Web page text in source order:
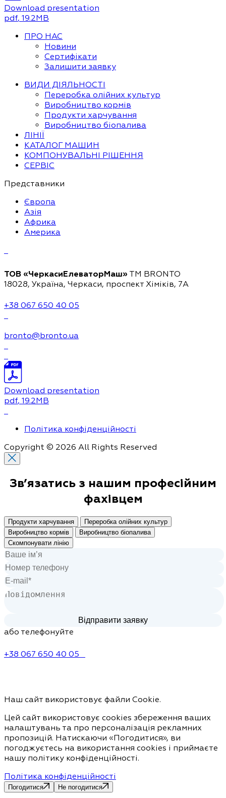
Download presentation
pdf, 19.2MB
ПРО НАС
Новини
Сертифікати
Залишити заявку
ВИДИ ДІЯЛЬНОСТІ
Переробка олійних культур
Виробництво кормів
Продукти харчування
Виробництво біопалива
ЛІНІЇ
КАТАЛОГ МАШИН
КОМПОНУВАЛЬНІ РІШЕННЯ
СЕРВІС
Представники
Європа
Азія
Африка
Америка
ТОВ «ЧеркасиЕлеваторМаш» ТМ BRONTO
18028, Україна, Черкаси, проспект Хіміків, 7А
+38 067 650 40 05
bronto@bronto.ua
Download presentation
pdf, 19.2MB
Політика конфіденційності
Copyright © 2026 All Rights Reserved
Зв’язатись з нашим професійним
фахівцем
Продукти харчування
Переробка олійних культур
Виробництво кормів
Виробництво біопалива
Скомпонувати лінію
або телефонуйте
+38 067 650 40 05
Наш сайт використовує файли Cookie.
Цей сайт використовує cookies збереження ваших
налаштувань та про персоналізація рекламних
пропозицій. Натискаючи «Погодитися», ви
погоджуєтесь на використання cookies і приймаєте
нашу політику конфіденційності.
Політика конфіденційності
Погодитися Не погодитися